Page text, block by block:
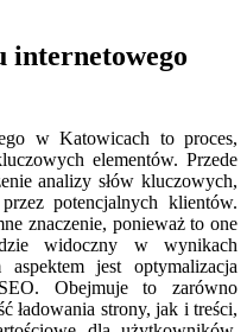
internetowego
w Katowicach to proces,
elementów. Przede
analizy słów kluczowych,
potencjalnych klientów.
znaczenie, ponieważ to one
widoczny w wynikach
jest optymalizacja
Obejmuje to zarówno
ładowania strony, jak i treści,